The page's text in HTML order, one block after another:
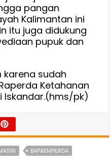
pangan
Kalimantan ini
itu juga didukung
pupuk dan
karena sudah
Ketahanan
Iskandar.(hms/pk)
BAPAEMPERDA